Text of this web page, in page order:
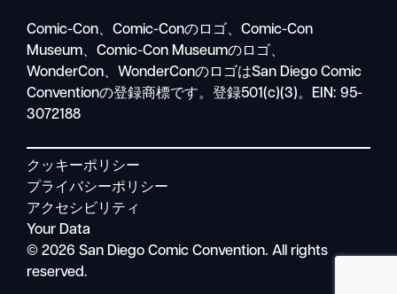
モ
イ
ル
Comic-Con、Comic-Conのロゴ、Comic-Con
Museum、Comic-Con Museumのロゴ、
WonderCon、WonderConのロゴはSan Diego Comic
Conventionの登録商標です。登録501(c)(3)。EIN: 95-
3072188
クッキーポリシー
プライバシーポリシー
アクセシビリティ
Your Data
© 2026 San Diego Comic Convention. All rights
reserved.